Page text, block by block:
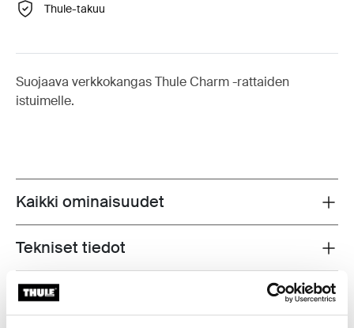
Thule-takuu
Suojaava verkkokangas Thule Charm -rattaiden
istuimelle.
Toggle features
Kaikki ominaisuudet
Toggle techspec
Tekniset tiedot
Toggle guides and instructions
Ohjeet